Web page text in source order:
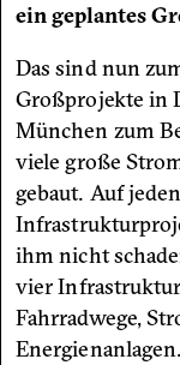
ein geplantes
Das sind nun
Großprojekte in
München zum
viele große
gebaut. Auf
ihm nicht
vier
Fahrradwege,
Energienanlagen.